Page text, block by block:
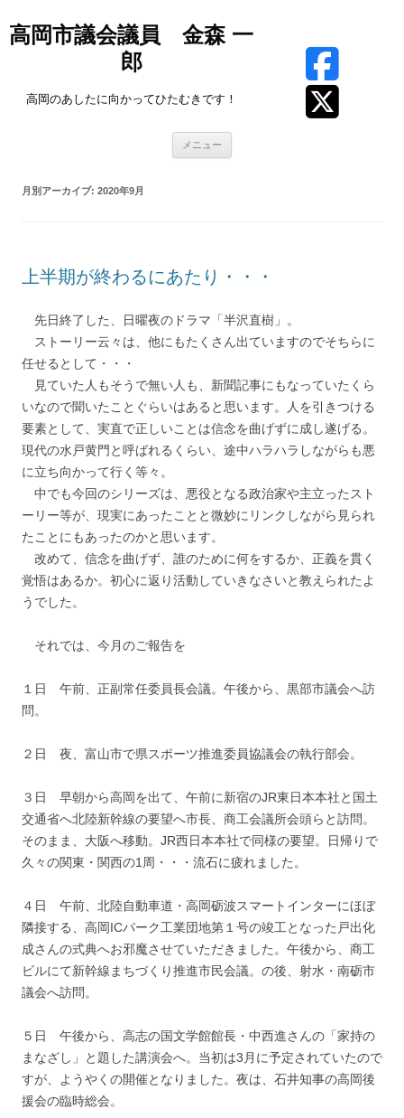
高岡市議会議員 金森 一
郎
高岡のあしたに向かってひたむきです！
メニュー
月別アーカイブ: 2020年9月
上半期が終わるにあたり・・・
先日終了した、日曜夜のドラマ「半沢直樹」。
ストーリー云々は、他にもたくさん出ていますのでそちらに
任せるとして・・・
見ていた人もそうで無い人も、新聞記事にもなっていたくら
いなので聞いたことぐらいはあると思います。人を引きつける
要素として、実直で正しいことは信念を曲げずに成し遂げる。
現代の水戸黄門と呼ばれるくらい、途中ハラハラしながらも悪
に立ち向かって行く等々。
中でも今回のシリーズは、悪役となる政治家や主立ったスト
ーリー等が、現実にあったことと微妙にリンクしながら見られ
たことにもあったのかと思います。
改めて、信念を曲げず、誰のために何をするか、正義を貫く
覚悟はあるか。初心に返り活動していきなさいと教えられたよ
うでした。
それでは、今月のご報告を
１日 午前、正副常任委員長会議。午後から、黒部市議会へ訪
問。
２日 夜、富山市で県スポーツ推進委員協議会の執行部会。
３日 早朝から高岡を出て、午前に新宿のJR東日本本社と国土
交通省へ北陸新幹線の要望へ市長、商工会議所会頭らと訪問。
そのまま、大阪へ移動。JR西日本本社で同様の要望。日帰りで
久々の関東・関西の1周・・・流石に疲れました。
４日 午前、北陸自動車道・高岡砺波スマートインターにほぼ
隣接する、高岡ICパーク工業団地第１号の竣工となった戸出化
成さんの式典へお邪魔させていただきました。午後から、商工
ビルにて新幹線まちづくり推進市民会議。の後、射水・南砺市
議会へ訪問。
５日 午後から、高志の国文学館館長・中西進さんの「家持の
まなざし」と題した講演会へ。当初は3月に予定されていたので
すが、ようやくの開催となりました。夜は、石井知事の高岡後
援会の臨時総会。